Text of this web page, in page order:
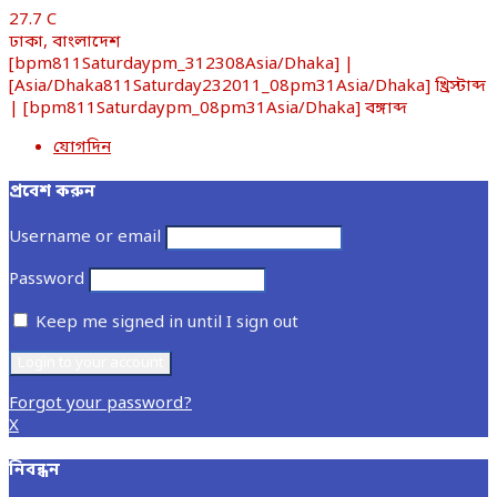
27.7 C
ঢাকা, বাংলাদেশ
[bpm811Saturdaypm_312308Asia/Dhaka] |
[Asia/Dhaka811Saturday232011_08pm31Asia/Dhaka] খ্রিস্টাব্দ
| [bpm811Saturdaypm_08pm31Asia/Dhaka] বঙ্গাব্দ
যোগদিন
প্রবেশ করুন
Username or email
Password
Keep me signed in until I sign out
Forgot your password?
X
নিবন্ধন